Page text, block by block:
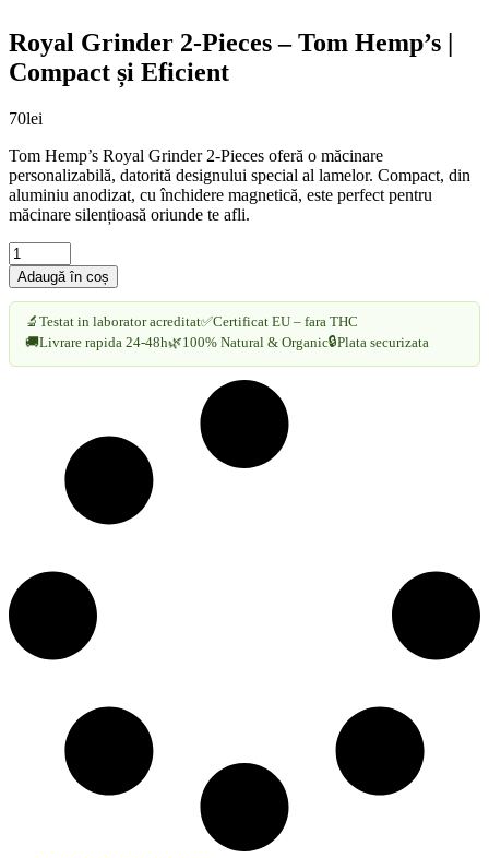
Royal Grinder 2-Pieces – Tom Hemp’s |
Compact și Eficient
70lei
Tom Hemp’s Royal Grinder 2-Pieces oferă o măcinare
personalizabilă, datorită designului special al lamelor. Compact, din
aluminiu anodizat, cu închidere magnetică, este perfect pentru
măcinare silențioasă oriunde te afli.
Royal
Grinder
2-
Pieces
Tom
Hemp’s
Adaugă în coș
🔬 Testat in laborator acreditat✅Certificat EU – fara THC
🚚Livrare rapida 24-48h🌿100% Natural & Organic🔒Plata securizata